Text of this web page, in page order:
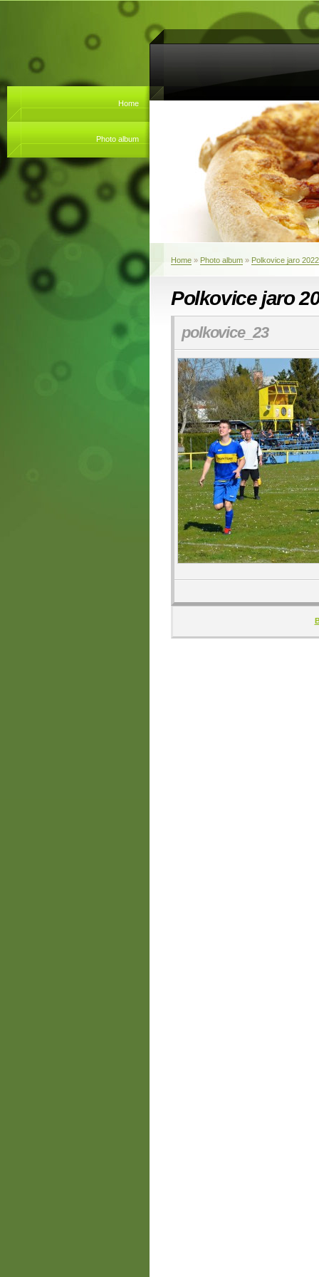
Home
Photo album
Home » Photo album » Polkovice jaro 2022
Polkovice jaro
polkovice_23